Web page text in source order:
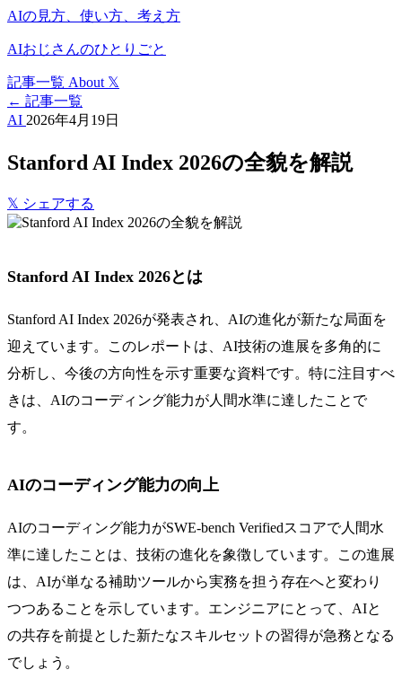
AIの見方、使い方、考え方
AIおじさんのひとりごと
記事一覧 About 𝕏
← 記事一覧
AI 2026年4月19日
Stanford AI Index 2026の全貌を解説
𝕏 シェアする
Stanford AI Index 2026とは
Stanford AI Index 2026が発表され、AIの進化が新たな局面を
迎えています。このレポートは、AI技術の進展を多角的に
分析し、今後の方向性を示す重要な資料です。特に注目すべ
きは、AIのコーディング能力が人間水準に達したことで
す。
AIのコーディング能力の向上
AIのコーディング能力がSWE-bench Verifiedスコアで人間水
準に達したことは、技術の進化を象徴しています。この進展
は、AIが単なる補助ツールから実務を担う存在へと変わり
つつあることを示しています。エンジニアにとって、AIと
の共存を前提とした新たなスキルセットの習得が急務となる
でしょう。